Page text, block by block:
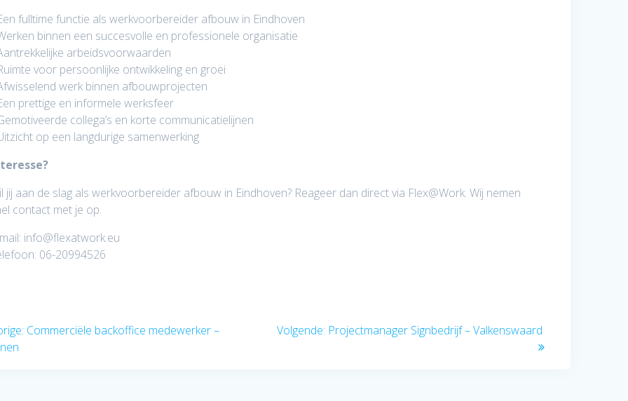
fulltime functie als werkvoorbereider afbouw in Eindhoven
binnen een succesvolle en professionele organisatie
arbeidsvoorwaarden
voor persoonlijke ontwikkeling en groei
werk binnen afbouwprojecten
prettige en informele werksfeer
collega’s en korte communicatielijnen
op een langdurige samenwerking
jij aan de slag als werkvoorbereider afbouw in Eindhoven? Reageer dan direct via Flex@Work. Wij nemen
contact met je op.
info@flexatwork.eu
06-20994526
Vorig
Commerciële backoffice medewerker –
Volgende: Volgend
Projectmanager Signbedrijf – Valkenswaard